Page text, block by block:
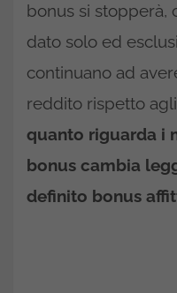
bonus si stopperà,
dato solo ed
continuano ad
reddito rispetto
quanto riguarda i
bonus cambia
definito bonus